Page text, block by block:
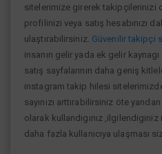
sitelerimize girerek takipçilerinizi
profilinizi veya satış hesabınızı
ulaştırabilirsiniz. Güvenilir takipçi
insanın gelir yada ek gelir
satış sayfalarının daha geniş
instagram takip hilesi
sayınızı arttırabilirsiniz öte
olarak kullandıgınız ,ilgilendiginiz
daha fazla kullanıcıya ulaşması